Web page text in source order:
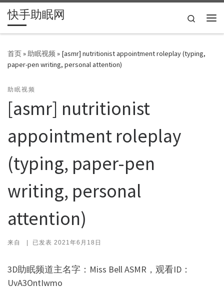
Skip to content
快手助眠网
Search
首页»助眠视频 » [asmr] nutritionist appointment roleplay (typing,
paper-pen writing, personal attention)
助眠视频
[asmr] nutritionist
appointment roleplay
(typing, paper-pen
writing, personal
attention)
来自 | 已发表 2021年6月18日
3D助眠频道主名字：Miss Bell ASMR，观看ID：
UvA3OntIwmo